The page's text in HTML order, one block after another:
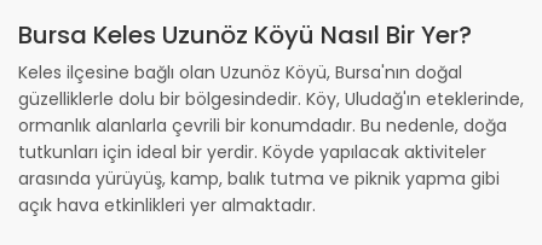
Bursa Keles Uzunöz Köyü Nasıl Bir Yer?
Keles ilçesine bağlı olan Uzunöz Köyü, Bursa'nın doğal
güzelliklerle dolu bir bölgesindedir. Köy, Uludağ'ın eteklerinde,
ormanlık alanlarla çevrili bir konumdadır. Bu nedenle, doğa
tutkunları için ideal bir yerdir. Köyde yapılacak aktiviteler
arasında yürüyüş, kamp, balık tutma ve piknik yapma gibi
açık hava etkinlikleri yer almaktadır.